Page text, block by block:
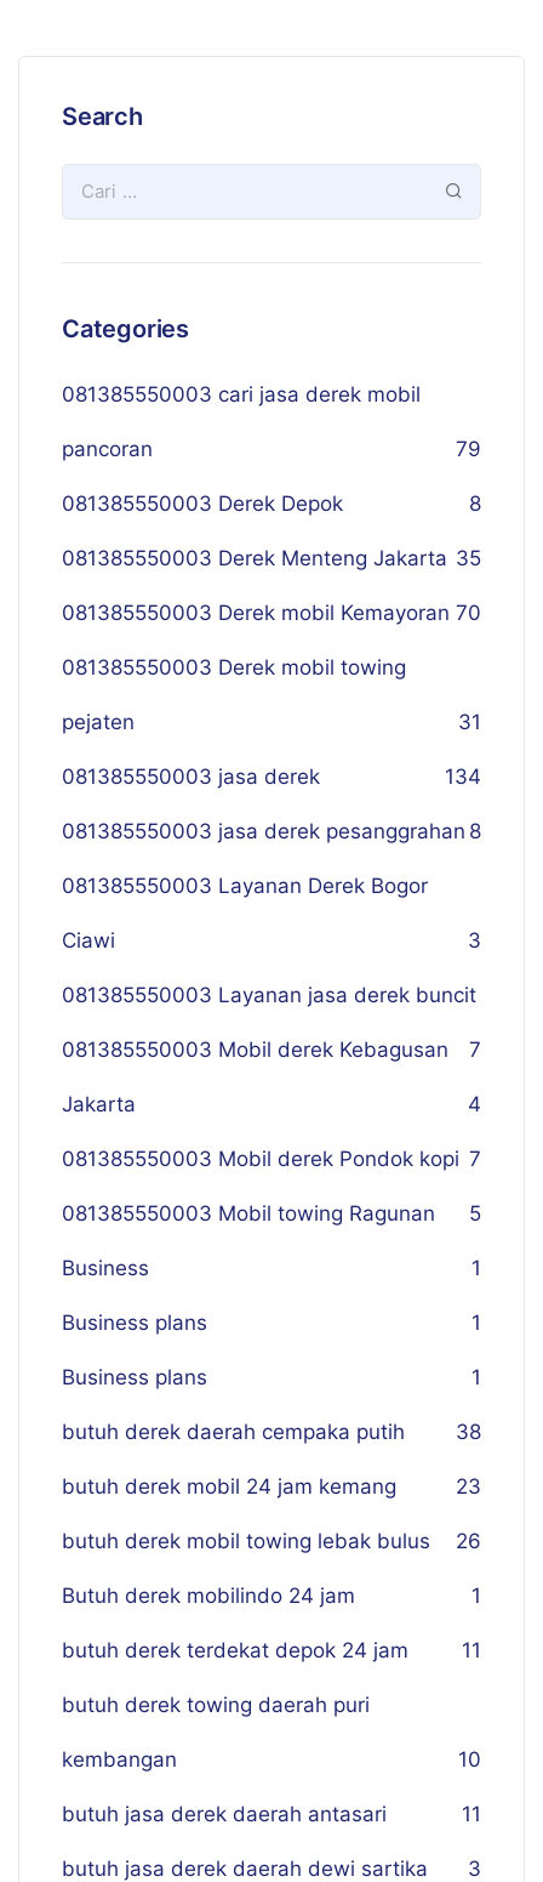
Search
Categories
081385550003 cari jasa derek mobil
pancoran 79
081385550003 Derek Depok 8
081385550003 Derek Menteng Jakarta 35
081385550003 Derek mobil Kemayoran 70
081385550003 Derek mobil towing
pejaten 31
081385550003 jasa derek 134
081385550003 jasa derek pesanggrahan 8
081385550003 Layanan Derek Bogor
Ciawi 3
081385550003 Layanan jasa derek buncit
7
081385550003 Mobil derek Kebagusan
Jakarta 4
081385550003 Mobil derek Pondok kopi 7
081385550003 Mobil towing Ragunan 5
Business 1
Business plans 1
Business plans 1
butuh derek daerah cempaka putih 38
butuh derek mobil 24 jam kemang 23
butuh derek mobil towing lebak bulus 26
Butuh derek mobilindo 24 jam 1
butuh derek terdekat depok 24 jam 11
butuh derek towing daerah puri
kembangan 10
butuh jasa derek daerah antasari 11
butuh jasa derek daerah dewi sartika 3